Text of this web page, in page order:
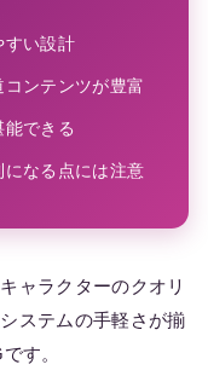
すい設計
ンテンツが豊富
できる
なる点には注意
ャラクターのクオリ
ステムの手軽さが揃
す。